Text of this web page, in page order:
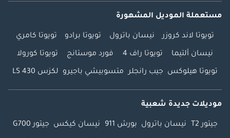
مستعملة الموديل المشهورة
تويوتا لاند كروزر نيسان باترول تويوتا برادو تويوتا كامري
نيسان ألتيما تويوتا راف 4 فورد موستانج تويوتا كورولا
تويوتا هيلوكس جيب رانجلر متسوبيشي باجيرو لكزس LS 430
موديلات جديدة شعبية
جيتور T2 نيسان باترول بورش 911 نيسان كيكس جيتور G700